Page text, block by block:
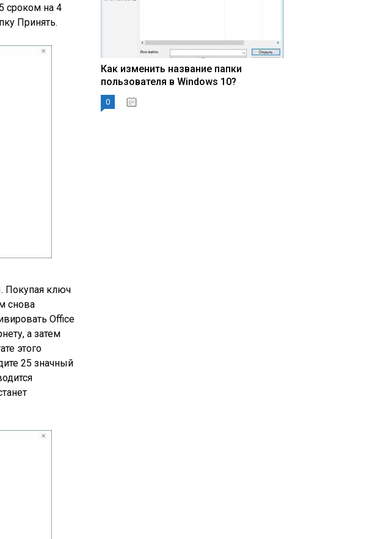
сроком на 4
Принять.
Покупая ключ
снова
Office
а затем
этого
25 значный
Как изменить название папки
пользователя в Windows 10?
0